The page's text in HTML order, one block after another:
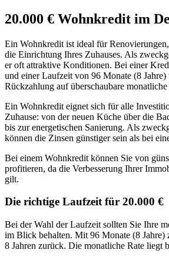
20.000 € Wohnkredit im
Ein Wohnkredit ist ideal für
die Einrichtung Ihres Zuhauses. Als
er oft attraktive Konditionen. Bei einer
und einer Laufzeit von 96 Monate (8 Jahre)
Rückzahlung auf überschaubare
Ein Wohnkredit eignet sich für alle
Zuhause: von der neuen Küche über die
bis zur energetischen Sanierung. Als
können die Zinsen günstiger sein als bei
Bei einem Wohnkredit können Sie von
profitieren, da die Verbesserung Ihrer
gilt.
Die richtige Laufzeit für 20.000 €
Bei der Wahl der Laufzeit sollten Sie Ihre
im Blick behalten. Mit 96 Monate (8 Jahre)
8 Jahren zurück. Die monatliche Rate liegt